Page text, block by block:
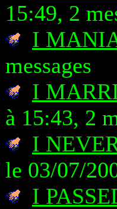
15:49, 2
I
messages
I
à 15:43, 2
I
le 03/07/
I